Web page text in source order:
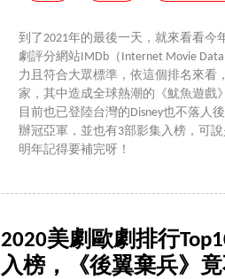
到了2021年的最後一天，就來看看今
劇評分網站IMDb（Internet Movie
力且符合大眾標準，依這個排名來看
家，其中造成全球熱潮的《魷魚遊戲
目前也已登陸台灣的Disney也不落人
辦冠亞軍，並也有3部影集入榜，可
明年記得要補完呀！
2020美劇歐劇排行
入榜，《後翼棄兵》